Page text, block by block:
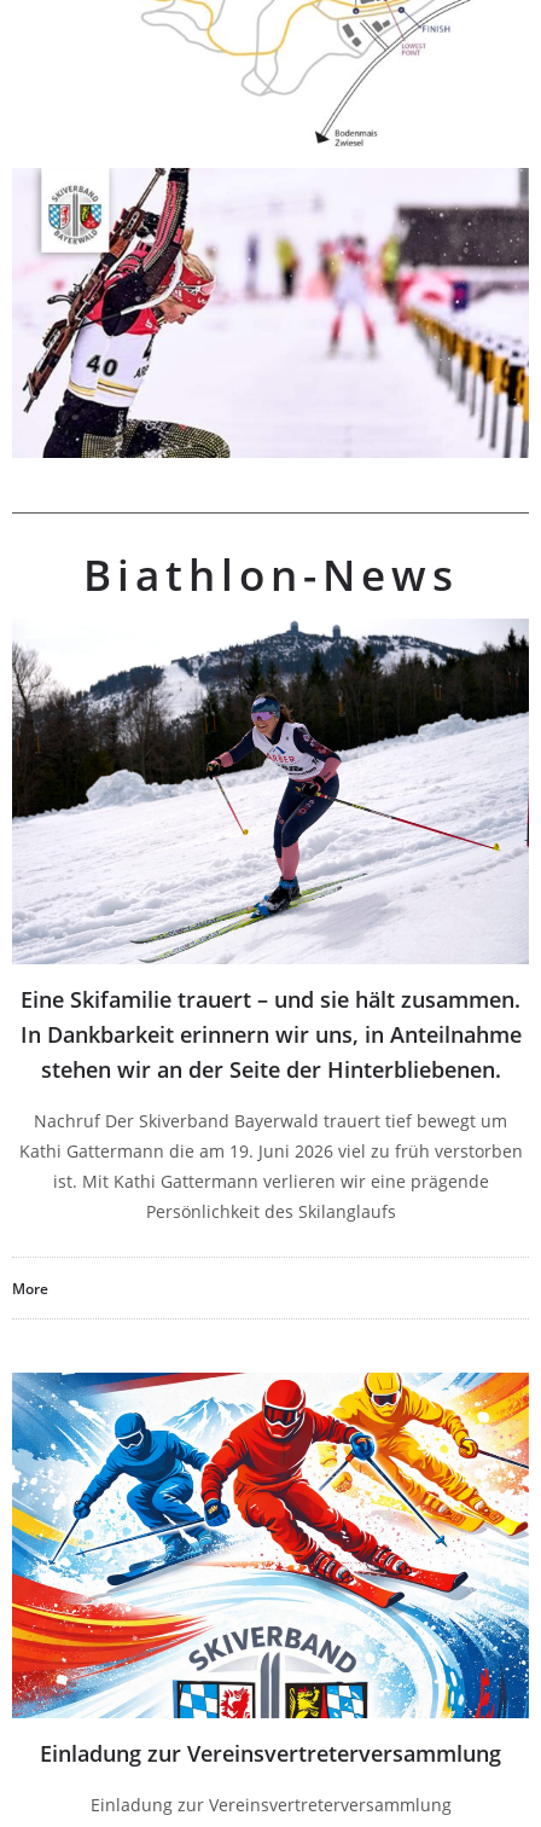
Biathlon-News
Eine Skifamilie trauert – und sie hält zusammen.
In Dankbarkeit erinnern wir uns, in Anteilnahme
stehen wir an der Seite der Hinterbliebenen.
Nachruf Der Skiverband Bayerwald trauert tief bewegt um
Kathi Gattermann die am 19. Juni 2026 viel zu früh verstorben
ist. Mit Kathi Gattermann verlieren wir eine prägende
Persönlichkeit des Skilanglaufs
More
Einladung zur Vereinsvertreterversammlung
Einladung zur Vereinsvertreterversammlung